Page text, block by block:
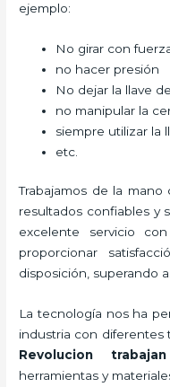
ejemplo:
No girar con
no hacer presión
No dejar la llave
no manipular la
siempre utilizar la
etc.
Trabajamos de la
resultados confiables y
excelente servicio con
proporcionar
disposición, superando
La tecnología nos ha
industria con diferentes
Revolucion trabajan
herramientas y